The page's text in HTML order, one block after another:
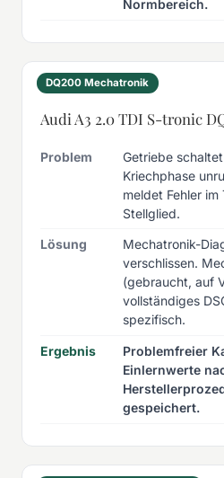
Normbereich.
DQ200 Mechatronik
Audi A3 2.0 TDI S-tronic
Problem
Getriebe
Kriechphase
meldet Fehler
Stellglied.
Lösung
Mechatronik-
verschlissen.
(gebraucht, auf
vollständiges
spezifisch.
Ergebnis
Problemfreier
Einlernwerte
gespeichert.